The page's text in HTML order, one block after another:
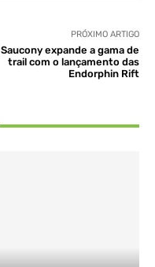
PRÓXIMO ARTIGO
Saucony expande a gama de
trail com o lançamento das
Endorphin Rift